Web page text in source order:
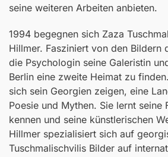
seine weiteren Arbeiten anbieten.
1994 begegnen sich Zaza
Hillmer. Fasziniert von den Bildern
die Psychologin seine Galeristin
Berlin eine zweite Heimat zu
sich sein Georgien zeigen, eine
Poesie und Mythen. Sie lernt seine
kennen und seine künstlerischen
Hillmer spezialisiert sich auf
Tuschmalischvilis Bilder auf